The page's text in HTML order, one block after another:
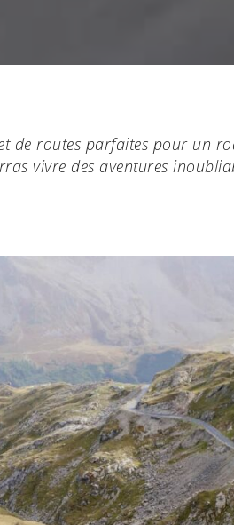
de routes parfaites pour un
vivre des aventures